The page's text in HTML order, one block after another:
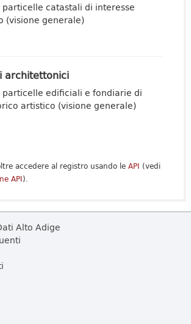
particelle catastali di interesse
(visione generale)
architettonici
particelle edificiali e fondiarie di
artistico (visione generale)
accedere al registro usando le API (vedi
API).
Alto Adige